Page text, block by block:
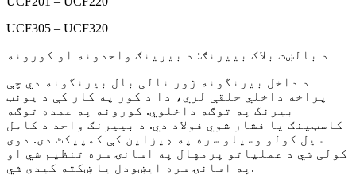
UCF305 – UCF320
د بالښت بلاک بییرنګ: د بیرینګ واحدونه او کورونه
د داخل بیرنگونه ژور نالی بال بیرنگونه دي چې
پراخه داخلي حلقې لري، دا د کور په کار کې د یونټ
بیرنگ په توګه داخلوي. کورونه په عمده توګه
کاسټینګ یا فشار شوي فولاد دي. د بییرنګ واحد د کامل
سیل کولو وسیلو سره په ډیزاین کې کمپیکٹ دی. دوی
کولی شي د عملیاتو پرمهال په اسانۍ سره تنظیم شي او
په اسانۍ سره ایښودل یا ښکته کیدی شي.